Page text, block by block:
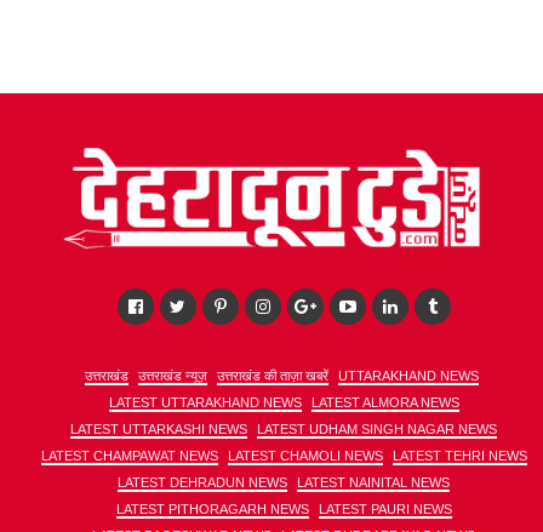
उत्तराखंड उत्तराखंड न्यूज़ उत्तराखंड की ताज़ा खबरें
UTTARAKHAND NEWS
LATEST UTTARAKHAND NEWS
LATEST ALMORA NEWS
LATEST UTTARKASHI NEWS
LATEST UDHAM SINGH NAGAR NEWS
LATEST CHAMPAWAT NEWS
LATEST CHAMOLI NEWS
LATEST TEHRI NEWS
LATEST DEHRADUN NEWS
LATEST NAINITAL NEWS
LATEST PITHORAGARH NEWS
LATEST PAURI NEWS